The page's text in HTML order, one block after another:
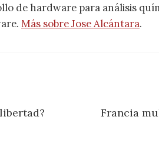
de hardware para análisis
Más sobre Jose Alcántara.
Francia